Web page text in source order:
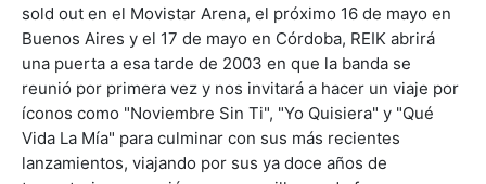
sold out en el Movistar Arena, el próximo 16 de mayo en
Buenos Aires y el 17 de mayo en Córdoba, REIK abrirá
una puerta a esa tarde de 2003 en que la banda se
reunió por primera vez y nos invitará a hacer un viaje por
íconos como "Noviembre Sin Ti", "Yo Quisiera" y "Qué
Vida La Mía" para culminar con sus más recientes
lanzamientos, viajando por sus ya doce años de